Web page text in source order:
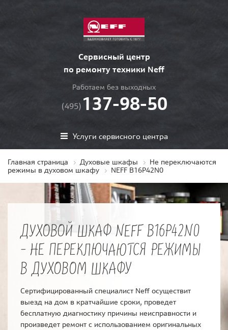
Сервисный центр
по ремонту техники Neff
Работаем без выходных
(495) 137-98-50
Услуги сервисного центра
Главная страница Духовые шкафы
Не переключаются
режимы в духовом шкафу
NEFF B16P42N0
ДУХОВОЙ ШКАФ NEFF B16P42N0
- НЕ ПЕРЕКЛЮЧАЮТСЯ РЕЖИМЫ
В ДУХОВОМ ШКАФУ
Сертифицированный специалист Neff осуществит
выезд на дом в кратчайшие сроки, проведет
бесплатную диагностику причины неисправности и
произведет ремонт с использованием оригинальных